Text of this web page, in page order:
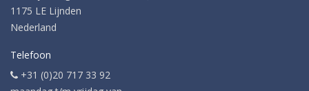
1175 LE Lijnden
Nederland
Telefoon
+31 (0)20 717 33 92